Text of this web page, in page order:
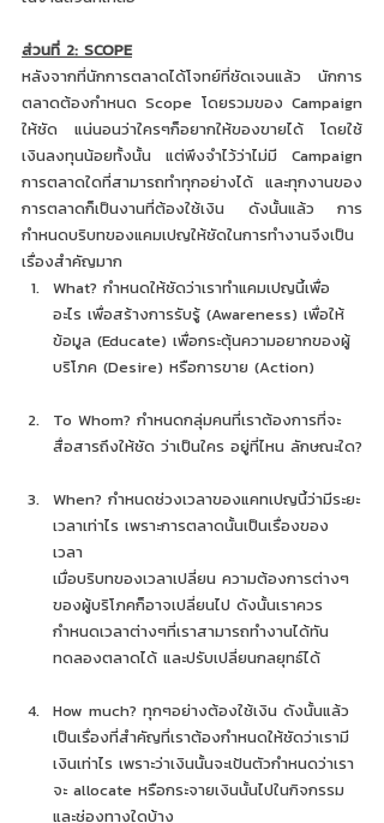
ส่วนที่ 2: SCOPE
หลังจากที่นักการตลาดได้โจทย์ที่ชัดเจนแล้ว นักการ
ตลาดต้องกำหนด Scope โดยรวมของ Campaign
ให้ชัด แน่นอนว่าใครๆก็อยากให้ของขายได้ โดยใช้
เงินลงทุนน้อยทั้งนั้น แต่พึงจำไว้ว่าไม่มี Campaign
การตลาดใดที่สามารถทำทุกอย่างได้ และทุกงานของ
การตลาดก็เป็นงานที่ต้องใช้เงิน ดังนั้นแล้ว การ
กำหนดบริบทของแคมเปญให้ชัดในการทำงานจึงเป็น
เรื่องสำคัญมาก
What? กำหนดให้ชัดว่าเราทำแคมเปญนี้เพื่อ
อะไร เพื่อสร้างการรับรู้ (Awareness) เพื่อให้
ข้อมูล (Educate) เพื่อกระตุ้นความอยากของผู้
บริโภค (Desire) หรือการขาย (Action)
To Whom? กำหนดกลุ่มคนที่เราต้องการที่จะ
สื่อสารถึงให้ชัด ว่าเป็นใคร อยู่ที่ไหน ลักษณะใด?
When? กำหนดช่วงเวลาของแคทเปญนี้ว่ามีระยะ
เวลาเท่าไร เพราะการตลาดนั้นเป็นเรื่องของ
เวลา
เมื่อบริบทของเวลาเปลี่ยน ความต้องการต่างๆ
ของผู้บริโภคก็อาจเปลี่ยนไป ดังนั้นเราควร
กำหนดเวลาต่างๆที่เราสามารถทำงานได้ทัน
ทดลองตลาดได้ และปรับเปลี่ยนกลยุทธ์ได้
How much? ทุกๆอย่างต้องใช้เงิน ดังนั้นแล้ว
เป็นเรื่องที่สำคัญที่เราต้องกำหนดให้ชัดว่าเรามี
เงินเท่าไร เพราะว่าเงินนั้นจะเป้นตัวกำหนดว่าเรา
จะ allocate หรือกระจายเงินนั้นไปในกิจกรรม
และช่องทางใดบ้าง